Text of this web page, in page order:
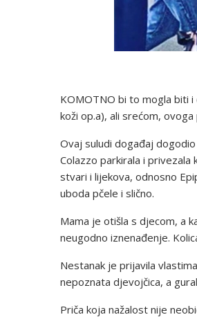
KOMOTNO bi to mogla biti
koži op.a), ali srećom,
Ovaj suludi događaj
Colazzo parkirala i
stvari i lijekova, odnosno
uboda pčele i slično.
Mama je otišla s djecom, a
neugodno iznenađenje.
Nestanak je prijavila
nepoznata djevojčica, a
Priča koja nažalost nije